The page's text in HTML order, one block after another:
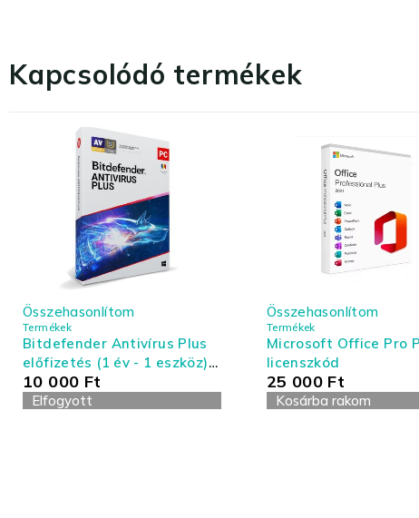
Kapcsolódó termékek
Termékek
Bitdefender Antivírus Plus
előfizetés (1 év - 1 eszköz) -
Antivírus és Tűzfal
Összehasonlítom
10 000 Ft
Elfogyott
Termékek
Microsoft Office Pro
licenszkód
Összehasonlítom
25 000 Ft
Kosárba rakom